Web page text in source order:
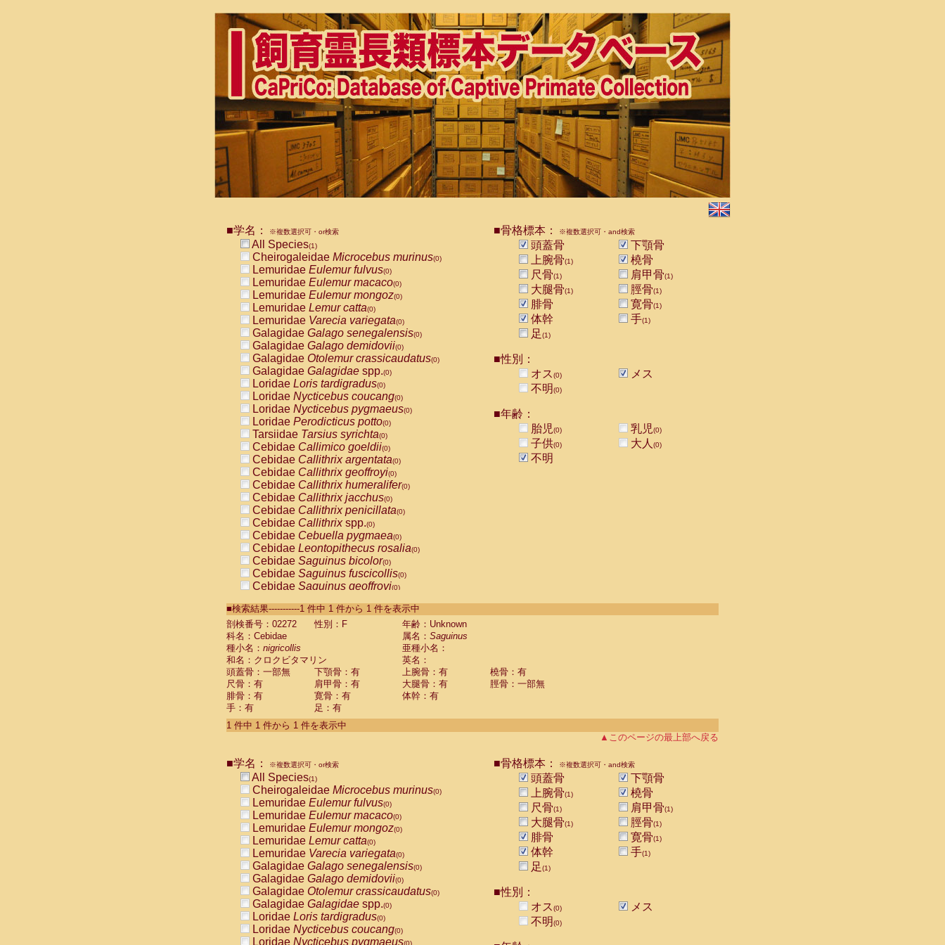
■学名： ※複数選択可・or検索
All Species(1)
Cheirogaleidae Microcebus murinus(0)
Lemuridae Eulemur fulvus(0)
Lemuridae Eulemur macaco(0)
Lemuridae Eulemur mongoz(0)
Lemuridae Lemur catta(0)
Lemuridae Varecia variegata(0)
Galagidae Galago senegalensis(0)
Galagidae Galago demidovii(0)
Galagidae Otolemur crassicaudatus(0)
Galagidae Galagidae spp.(0)
Loridae Loris tardigradus(0)
Loridae Nycticebus coucang(0)
Loridae Nycticebus pygmaeus(0)
Loridae Perodicticus potto(0)
Tarsiidae Tarsius syrichta(0)
Cebidae Callimico goeldii(0)
Cebidae Callithrix argentata(0)
Cebidae Callithrix geoffroyi(0)
Cebidae Callithrix humeralifer(0)
Cebidae Callithrix jacchus(0)
Cebidae Callithrix penicillata(0)
Cebidae Callithrixspp.(0)
Cebidae Cebuella pygmaea(0)
Cebidae Leontopithecus rosalia(0)
Cebidae Saguinus bicolor(0)
Cebidae Saguinus fuscicollis(0)
Cebidae Saguinus geoffroyi(0)
CebidaeSaguinus labiatus(0)
Cebidae Saguinus leucopus (0)
Cebidae
CebidaeSaguinus mystax
CebidaeSaguinus nigricollis (1)
Cebidae Saguinus oedipus
Cebidae Saguinus weddelli
Cebidae Saguinusspp.
Cebidae Aotus trivirgatus
Cebidae Cebus albifrons
CebidaeCebus nigrivittatus
CebidaeCebus
CebidaeSaimiri boliviensis(0)
CebidaeSaimiri sciureus(0)
AtelidaeAlouatta caraya(0)
AtelidaeAlouatta fusca(0)
AtelidaeAlouatta seniculus
AtelidaeAlouattaspp.(0)
AtelidaeAteles belzebuth(0)
AtelidaeAteles geoffroyi(0)
AtelidaeAteles paniscus(0)
AtelidaeAtelesspp.(0)
Atelidae Lagothrix lagothricha
AtelidaeLagothrix lagothricha cana
PitheciidaeCacajao calvus rubicundus
■骨格標本： ※複数選択可・and検索
頭蓋骨
下顎骨
上腕骨(1)
橈骨
尺骨(1) 肩甲骨(1)
大腿骨(1) 脛骨(1)
腓骨 寛骨(1)
体幹 手(1)
足(1)
■性別：
オス(0)
メス
不明(0)
■年齢：
胎児(0) 乳児(0)
子供(0) 大人 (0)
不明
■検索結果-----------1 件中 1 件から 1 件を表示中
剖検番号：02272
性別：F
年齢：Unknown
科名：Cebidae
属名： Saguinus
種小名： nigricollis
亜種小名：
和名：クロクビタマリン
英名：
頭蓋骨：一部無
下顎骨：有 上腕骨：有
橈骨：有
尺骨：有
肩甲骨：有 大腿骨：有
脛骨：一部無
腓骨：有
寛骨：有
体幹：有
手：有
足：有
1 件中 1 件から 1 件を表示中
▲このページの最上部へ戻る
■学名： ※複数選択可・or検索
All Species(1)
Cheirogaleidae Microcebus murinus(0)
Lemuridae Eulemur fulvus(0)
Lemuridae Eulemur macaco(0)
Lemuridae Eulemur mongoz(0)
Lemuridae Lemur catta(0)
Lemuridae Varecia variegata(0)
Galagidae Galago senegalensis(0)
Galagidae Galago demidovii(0)
Galagidae Otolemur crassicaudatus(0)
Galagidae Galagidae spp.(0)
Loridae Loris tardigradus(0)
Loridae Nycticebus coucang(0)
Loridae Nycticebus pygmaeus(0)
■骨格標本： ※複数選択可・and検索
頭蓋骨
下顎骨
上腕骨(1)
橈骨
尺骨(1) 肩甲骨(1)
大腿骨(1) 脛骨(1)
腓骨 寛骨(1)
体幹 手(1)
足(1)
■性別：
オス(0)
メス
不明(0)